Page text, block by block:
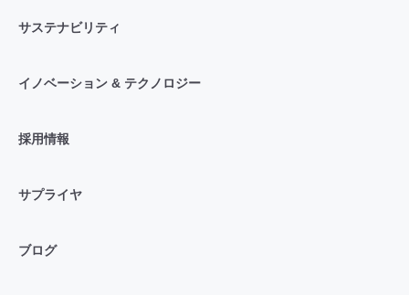
サステナビリティ
イノベーション & テクノロジー
採用情報
サプライヤ
ブログ